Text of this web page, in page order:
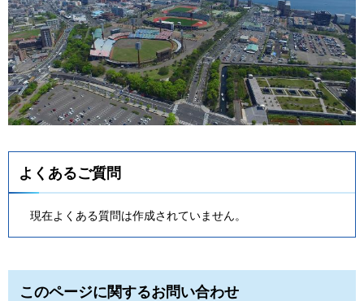
よくあるご質問
現在よくある質問は作成されていません。
このページに関するお問い合わせ